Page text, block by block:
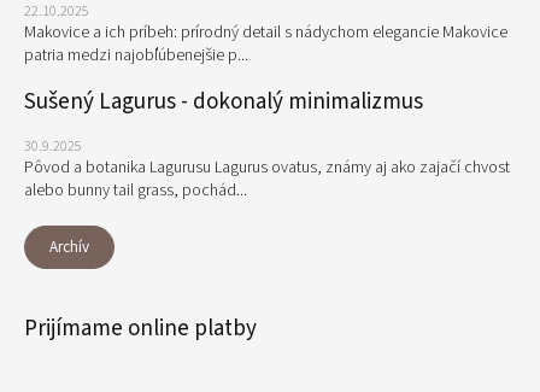
22.10.2025
Makovice a ich príbeh: prírodný detail s nádychom elegancie Makovice
patria medzi najobľúbenejšie p...
Sušený Lagurus - dokonalý minimalizmus
30.9.2025
Pôvod a botanika Lagurusu Lagurus ovatus, známy aj ako zajačí chvost
alebo bunny tail grass, pochád...
Archív
Prijímame online platby